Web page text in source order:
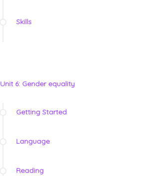
Skills
Unit 6: Gender equality
Getting Started
Language
Reading